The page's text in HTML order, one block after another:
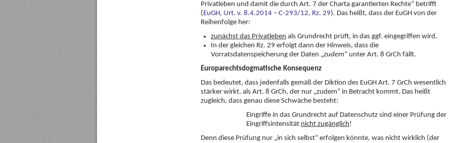
Privatleben und damit die durch Art. 7 der Charta garantierten Rechte“ betrifft
(EuGH, Urt. v. 8.4.2014 – C-293/12, Rz. 29). Das heißt, dass der EuGH von der
Reihenfolge her:
zunächst das Privatleben als Grundrecht prüft, in das ggf. eingegriffen wird.
In der gleichen Rz. 29 erfolgt dann der Hinweis, dass die
Vorratsdatenspeicherung der Daten „zudem“ unter Art. 8 GrCh fällt.
Europarechtsdogmatische Konsequenz
Das bedeutet, dass jedenfalls gemäß der Diktion des EuGH Art. 7 GrCh wesentlich
stärker wirkt, als Art. 8 GrCh, der nur „zudem“ in Betracht kommt. Das heißt
zugleich, dass genau diese Schwäche besteht:
Eingriffe in das Grundrecht auf Datenschutz sind einer Prüfung der
Eingriffsintensität nicht zugänglich!
Denn diese Prüfung nur „in sich selbst“ erfolgen könnte, was nicht wirklich (der